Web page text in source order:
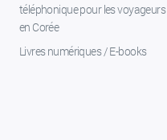
téléphonique pour les voyageurs
en Corée
Livres numériques / E-books